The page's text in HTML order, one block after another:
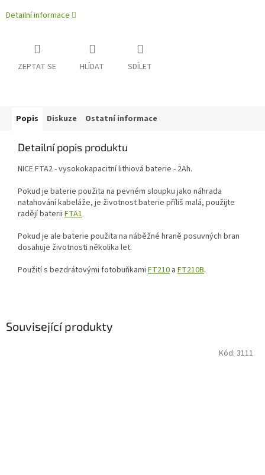
Detailní informace
ZEPTAT SE HLÍDAT SDÍLET
Související produkty
Kód: 3111
Popis Diskuze Ostatní informace
Detailní popis produktu
NICE FTA2 - vysokokapacitní lithiová baterie - 2Ah.
Pokud je baterie použita na pevném sloupku jako náhrada
natahování kabeláže, je životnost baterie příliš malá, použijte
radějí baterii FTA1
Pokud je ale baterie použita na náběžné hraně posuvných bran
dosahuje životnosti několika let.
Použití s bezdrátovými fotobuňkami FT210 a FT210B.